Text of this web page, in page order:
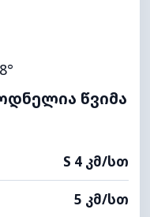
წვიმა
S 4 კმ/სთ
5 კმ/სთ